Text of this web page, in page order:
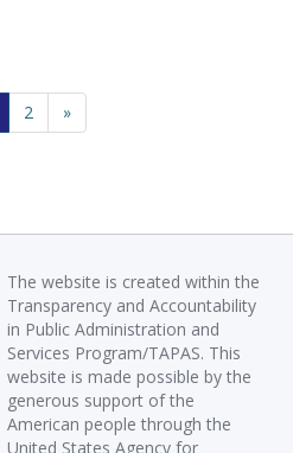
2 »
The website is created within the
Transparency and Accountability
in Public Administration and
Services Program/TAPAS. This
website is made possible by the
generous support of the
American people through the
United States Agency for